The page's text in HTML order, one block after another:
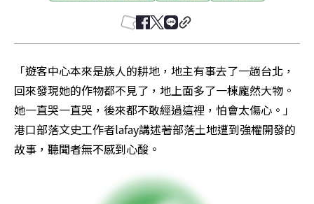
「遊客中心本來是族人的耕地，地主有事去了一趟台北，
回來發現她的作物都不見了，地上面多了一棟龐然大物。
她一直哭一直哭，後來都不敢經過這裡，怕會太傷心。」
港口部落文史工作者lafay講述著部落土地遭到強權開發的
故事，聽聞者無不感到心酸。